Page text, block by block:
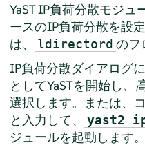
YaST IP負荷分散モジ
ースのIP負荷分散を設
は、
ldirectord のフ
IP負荷分散ダイアログ
としてYaSTを開始し、
選択します。または、
と入力して、
yast2
ジュールを起動します。